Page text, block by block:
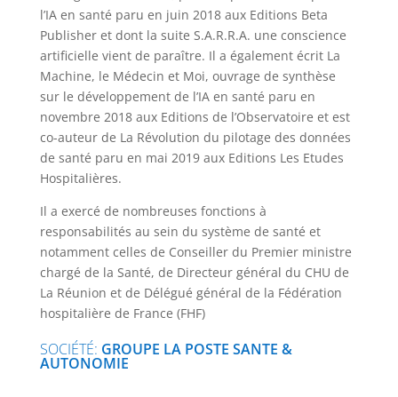
l’IA en santé paru en juin 2018 aux Editions Beta
Publisher et dont la suite S.A.R.R.A. une conscience
artificielle vient de paraître. Il a également écrit La
Machine, le Médecin et Moi, ouvrage de synthèse
sur le développement de l’IA en santé paru en
novembre 2018 aux Editions de l’Observatoire et est
co-auteur de La Révolution du pilotage des données
de santé paru en mai 2019 aux Editions Les Etudes
Hospitalières.
Il a exercé de nombreuses fonctions à
responsabilités au sein du système de santé et
notamment celles de Conseiller du Premier ministre
chargé de la Santé, de Directeur général du CHU de
La Réunion et de Délégué général de la Fédération
hospitalière de France (FHF)
SOCIÉTÉ: GROUPE LA POSTE SANTE &
AUTONOMIE